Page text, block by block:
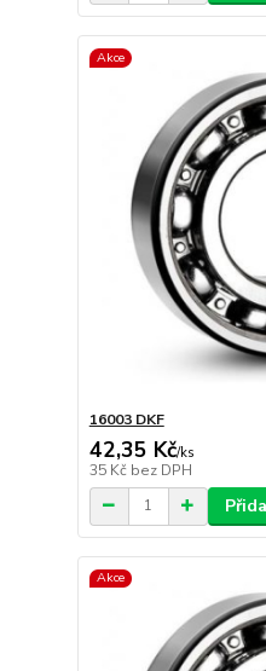
Akce
16003 DKF
42,35 Kč/ks
35 Kč bez DPH
Akce